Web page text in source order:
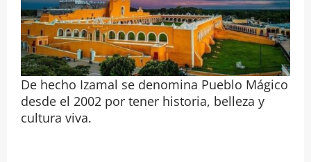
De hecho Izamal se denomina Pueblo Mágico
desde el 2002 por tener historia, belleza y
cultura viva.